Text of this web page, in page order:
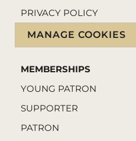
PRIVACY POLICY
MANAGE COOKIES
MEMBERSHIPS
YOUNG PATRON
SUPPORTER
PATRON